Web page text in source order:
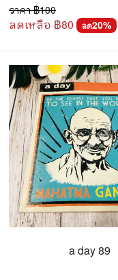
ราคา ฿100
ลดเหลือ ฿80 ลด20%
a day 89
🥘 อาหาร
💄 สุขภาพและความงาม
🏠 แต่งบ้าน
🧳 ท่องเที่ยว
คู่มือเฉลยเกม
เกษตรและธรรมชาติ
แม่และเด็ก
ภาษาศาสตร์
ไอทีและเทคโนโลยี